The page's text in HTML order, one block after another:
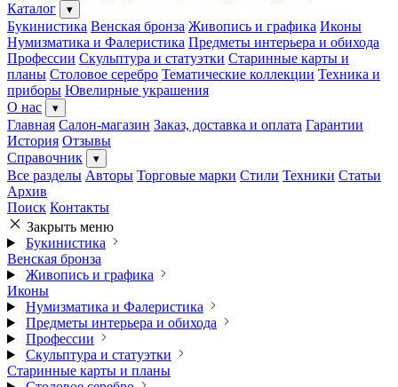
Каталог
▾
Букинистика Венская бронза Живопись и графика Иконы
Нумизматика и Фалеристика Предметы интерьера и обихода
Профессии Скульптура и статуэтки Старинные карты и
планы Столовое серебро Тематические коллекции Техника и
приборы Ювелирные украшения
О нас
▾
Главная Салон-магазин Заказ, доставка и оплата Гарантии
История Отзывы
Справочник
▾
Все разделы Авторы Торговые марки Стили Техники Статьи
Архив
Поиск Контакты
Закрыть меню
Букинистика
Венская бронза
Живопись и графика
Иконы
Нумизматика и Фалеристика
Предметы интерьера и обихода
Профессии
Скульптура и статуэтки
Старинные карты и планы